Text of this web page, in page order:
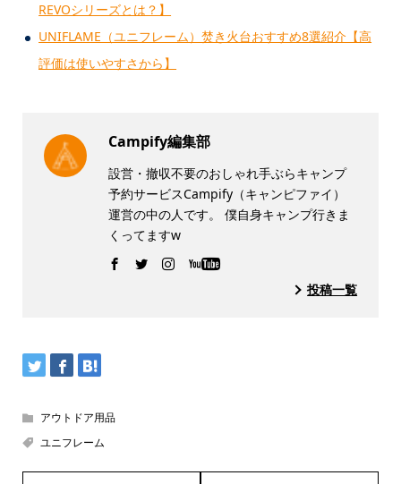
REVOシリーズとは？】
UNIFLAME（ユニフレーム）焚き火台おすすめ8選紹介【高
評価は使いやすさから】
Campify編集部
設営・撤収不要のおしゃれ手ぶらキャンプ
予約サービスCampify（キャンピファイ）
運営の中の人です。 僕自身キャンプ行きま
くってますw
投稿一覧
アウトドア用品
ユニフレーム